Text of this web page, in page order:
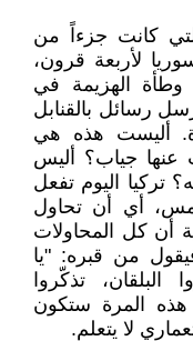
كانت جزءاً من
لأربعة قرون،
الهزيمة في
رسائل بالقنابل
أليست هذه هي
عنها جياب؟ أليس
تركيا اليوم تفعل
أي أن تحاول
أن كل المحاولات
من قبره: "يا
البلقان، تذكّروا
المرة ستكون
لا يتعلم.